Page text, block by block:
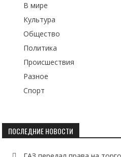
В мире
Культура
Общество
Политика
Происшествия
Разное
Спорт
ПОСЛЕДНИЕ НОВОСТИ